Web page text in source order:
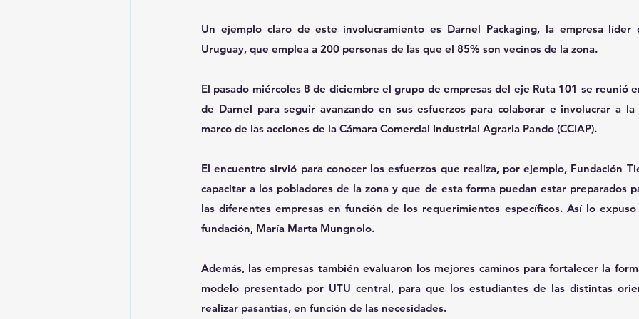
Un ejemplo claro de este involucramiento es Darnel Packaging, la empresa líder
Uruguay, que emplea a 200 personas de las que el 85% son vecinos de la zona.
El pasado miércoles 8 de diciembre el grupo de empresas del eje Ruta 101 se reunió
de Darnel para seguir avanzando en sus esfuerzos para colaborar e involucrar a
marco de las acciones de la Cámara Comercial Industrial Agraria Pando (CCIAP).
El encuentro sirvió para conocer los esfuerzos que realiza, por ejemplo, Fundación
capacitar a los pobladores de la zona y que de esta forma puedan estar preparados
las diferentes empresas en función de los requerimientos específicos. Así lo
fundación, María Marta Mungnolo.
Además, las empresas también evaluaron los mejores caminos para fortalecer la
modelo presentado por UTU central, para que los estudiantes de las distintas
realizar pasantías, en función de las necesidades.